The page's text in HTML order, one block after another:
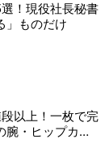
選！現役社長秘書
」ものだけ
以上！一枚で完
腕・ヒップカバ